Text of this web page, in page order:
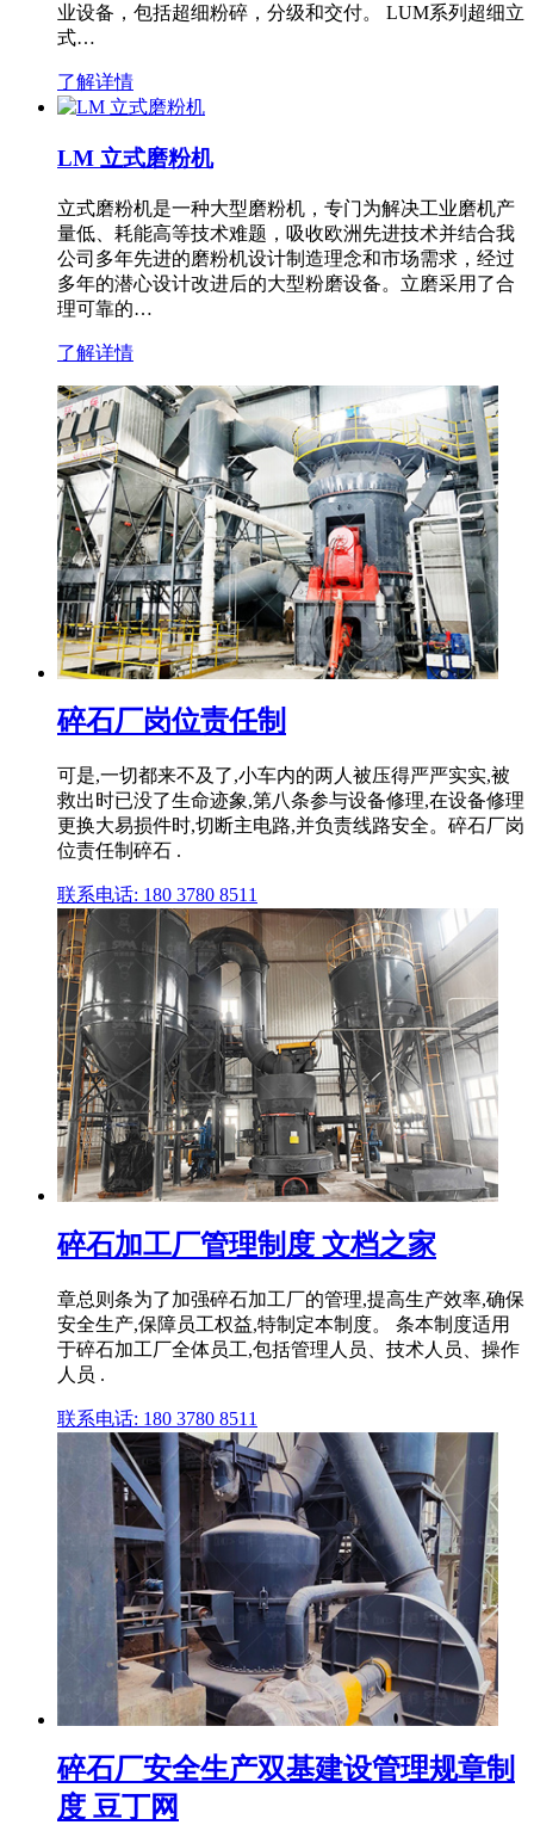
业设备，包括超细粉碎，分级和交付。 LUM系列超细立
式…
了解详情
LM 立式磨粉机
立式磨粉机是一种大型磨粉机，专门为解决工业磨机产
量低、耗能高等技术难题，吸收欧洲先进技术并结合我
公司多年先进的磨粉机设计制造理念和市场需求，经过
多年的潜心设计改进后的大型粉磨设备。立磨采用了合
理可靠的…
了解详情
碎石厂岗位责任制
可是,一切都来不及了,小车内的两人被压得严严实实,被
救出时已没了生命迹象,第八条参与设备修理,在设备修理
更换大易损件时,切断主电路,并负责线路安全。碎石厂岗
位责任制碎石 .
联系电话: 180 3780 8511
碎石加工厂管理制度 文档之家
章总则条为了加强碎石加工厂的管理,提高生产效率,确保
安全生产,保障员工权益,特制定本制度。 条本制度适用
于碎石加工厂全体员工,包括管理人员、技术人员、操作
人员 .
联系电话: 180 3780 8511
碎石厂安全生产双基建设管理规章制
度 豆丁网